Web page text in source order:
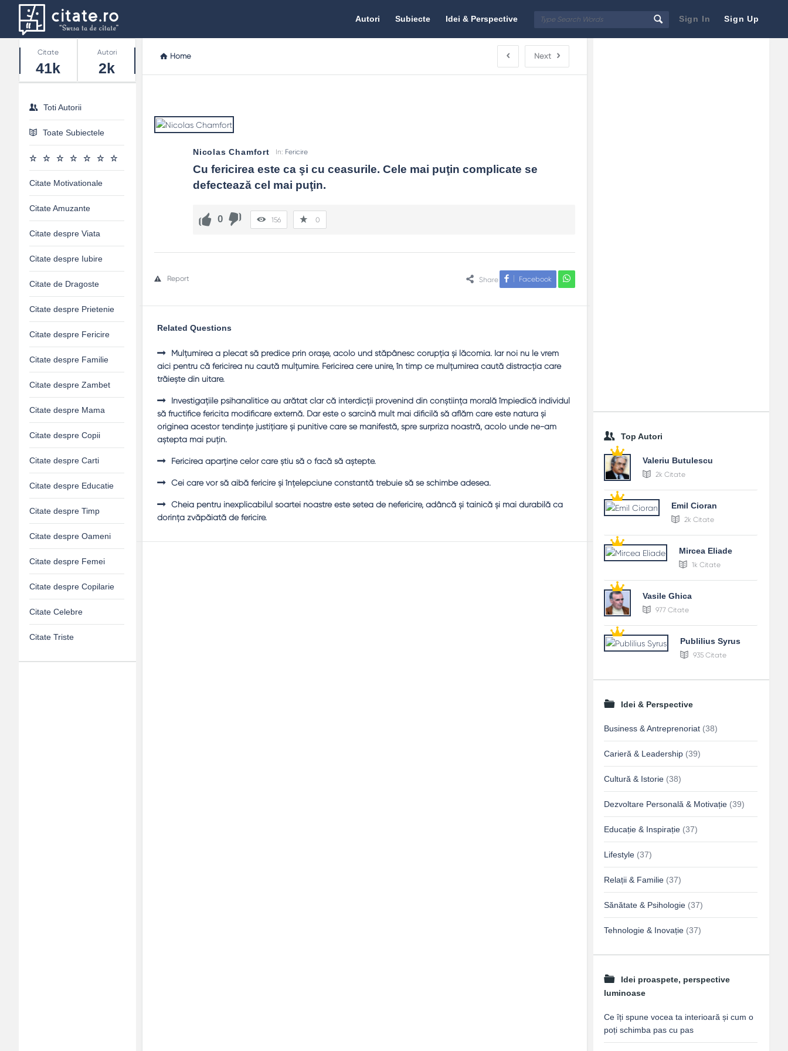
Sign In Sign Up
Citate.ro
Autori Subiecte Idei & Perspective
Home Next
Nicolas Chamfort In: Fericire
Cu fericirea este ca şi cu ceasurile. Cele mai puţin complicate se
defectează cel mai puţin.
0 156 0
Share Facebook
Report
Related Questions
Mulţumirea a plecat să predice prin oraşe, acolo und stăpânesc corupţia şi lăcomia. Iar noi nu le vrem
aici pentru că fericirea nu caută mulţumire. Fericirea cere unire, în timp ce mulţumirea caută distracţia care
trăieşte din uitare.
Investigaţiile psihanalitice au arătat clar că interdicţii provenind din conştiinţa morală împiedică individul
să fructifice fericita modificare externă. Dar este o sarcină mult mai dificilă să aflăm care este natura şi
originea acestor tendinţe justiţiare şi punitive care se manifestă, spre surpriza noastră, acolo unde ne-am
aştepta mai puţin.
Fericirea aparţine celor care ştiu să o facă să aştepte.
Cei care vor să aibă fericire şi înţelepciune constantă trebuie să se schimbe adesea.
Cheia pentru inexplicabilul soartei noastre este setea de nefericire, adâncă şi tainică şi mai durabilă ca
dorinţa zvăpăiată de fericire.
Top Autori
Valeriu Butulescu
2k Citate
Emil Cioran
2k Citate
Mircea Eliade
1k Citate
Vasile Ghica
977 Citate
Publilius Syrus
935 Citate
Idei & Perspective
Business & Antreprenoriat (38)
Carieră & Leadership (39)
Cultură & Istorie (38)
Dezvoltare Personală & Motivație (39)
Educație & Inspirație (37)
Lifestyle (37)
Relații & Familie (37)
Sănătate & Psihologie (37)
Tehnologie & Inovație (37)
Idei proaspete, perspective
luminoase
Ce îți spune vocea ta interioară și cum o
poți schimba pas cu pas
Stats
Citate
41k
Autori
2k
Toti Autorii
Toate Subiectele
Citate Motivationale
Citate Amuzante
Citate despre Viata
Citate despre Iubire
Citate de Dragoste
Citate despre Prietenie
Citate despre Fericire
Citate despre Familie
Citate despre Zambet
Citate despre Mama
Citate despre Copii
Citate despre Carti
Citate despre Educatie
Citate despre Timp
Citate despre Oameni
Citate despre Femei
Citate despre Copilarie
Citate Celebre
Citate Triste